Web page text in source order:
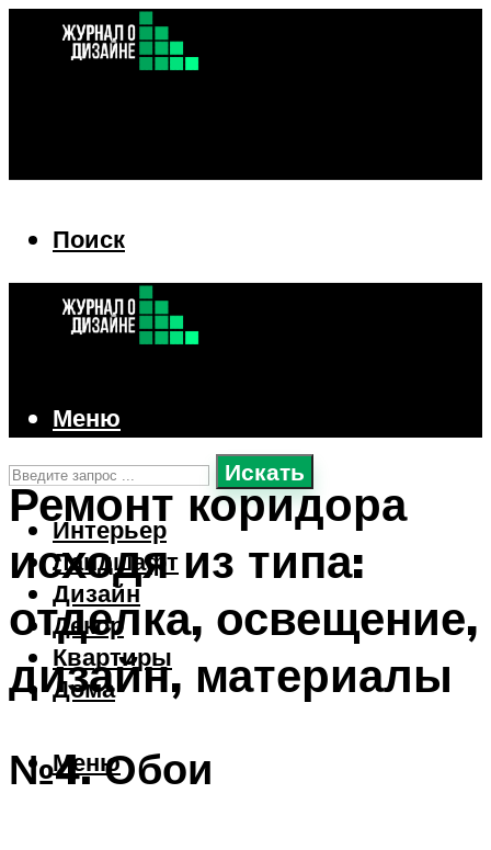
Поиск
Искать
Интерьер
Ландшафт
Дизайн
Декор
Квартиры
Дома
Меню
Меню
Ремонт коридора
исходя из типа:
отделка, освещение,
дизайн, материалы
№4. Обои